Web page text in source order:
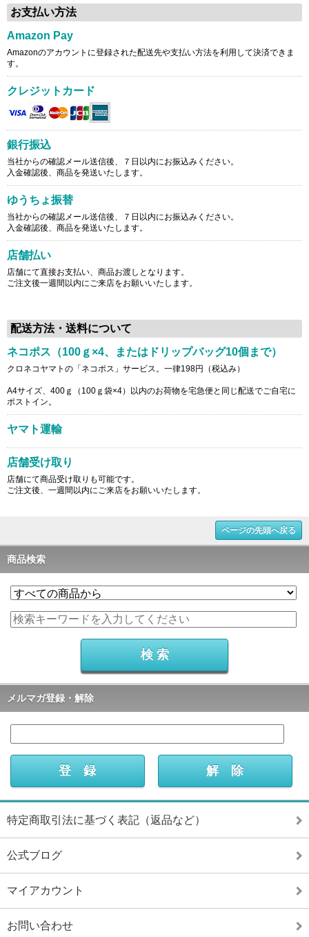
お支払い方法
Amazon Pay
Amazonのアカウントに登録された配送先や支払い方法を利用して決済できま
す。
クレジットカード
銀行振込
当社からの確認メール送信後、７日以内にお振込みください。
入金確認後、商品を発送いたします。
ゆうちょ振替
当社からの確認メール送信後、７日以内にお振込みください。
入金確認後、商品を発送いたします。
店舗払い
店舗にて直接お支払い、商品お渡しとなります。
ご注文後一週間以内にご来店をお願いいたします。
配送方法・送料について
ネコポス（100ｇ×4、またはドリップバッグ10個まで）
クロネコヤマトの「ネコポス」サービス。一律198円（税込み）
A4サイズ、400ｇ（100ｇ袋×4）以内のお荷物を宅急便と同じ配送でご自宅に
ポストイン。
ヤマト運輸
店舗受け取り
店舗にて商品受け取りも可能です。
ご注文後、一週間以内にご来店をお願いいたします。
ページの先頭へ戻る
商品検索
メルマガ登録・解除
特定商取引法に基づく表記（返品など）
公式ブログ
マイアカウント
お問い合わせ